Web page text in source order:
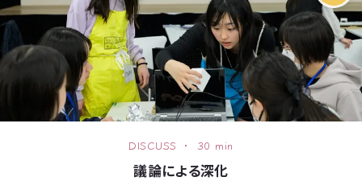
DISCUSS ・ 30 min
議論による深化